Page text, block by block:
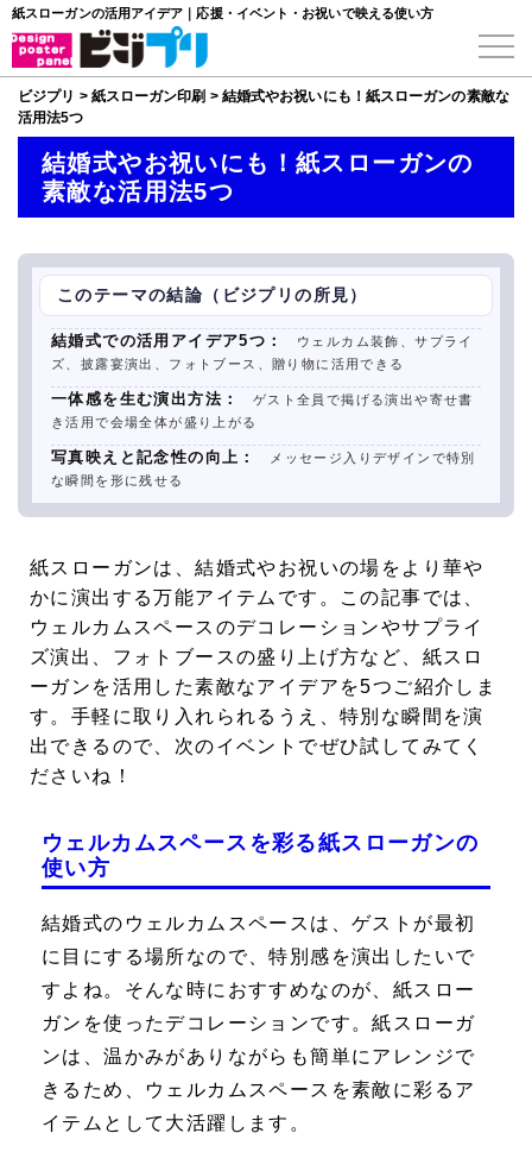
紙スローガンの活用アイデア｜応援・イベント・お祝いで映える使い方
ビジプリ > 紙スローガン印刷 > 結婚式やお祝いにも！紙スローガンの素敵な
活用法5つ
結婚式やお祝いにも！紙スローガンの
素敵な活用法5つ
このテーマの結論（ビジプリの所見）
結婚式での活用アイデア5つ：
ウェルカム装飾、サプライ
ズ、披露宴演出、フォトブース、贈り物に活用できる
一体感を生む演出方法：
ゲスト全員で掲げる演出や寄せ書
き活用で会場全体が盛り上がる
写真映えと記念性の向上：
メッセージ入りデザインで特別
な瞬間を形に残せる
紙スローガンは、結婚式やお祝いの場をより華や
かに演出する万能アイテムです。この記事では、
ウェルカムスペースのデコレーションやサプライ
ズ演出、フォトブースの盛り上げ方など、紙スロ
ーガンを活用した素敵なアイデアを5つご紹介しま
す。手軽に取り入れられるうえ、特別な瞬間を演
出できるので、次のイベントでぜひ試してみてく
ださいね！
ウェルカムスペースを彩る紙スローガンの
使い方
結婚式のウェルカムスペースは、ゲストが最初
に目にする場所なので、特別感を演出したいで
すよね。そんな時におすすめなのが、 紙スロー
ガンを使ったデコレーションです。紙スローガ
ンは、温かみがありながらも簡単にアレンジで
きるため、ウェルカムスペースを素敵に彩るア
イテムとして大活躍します。